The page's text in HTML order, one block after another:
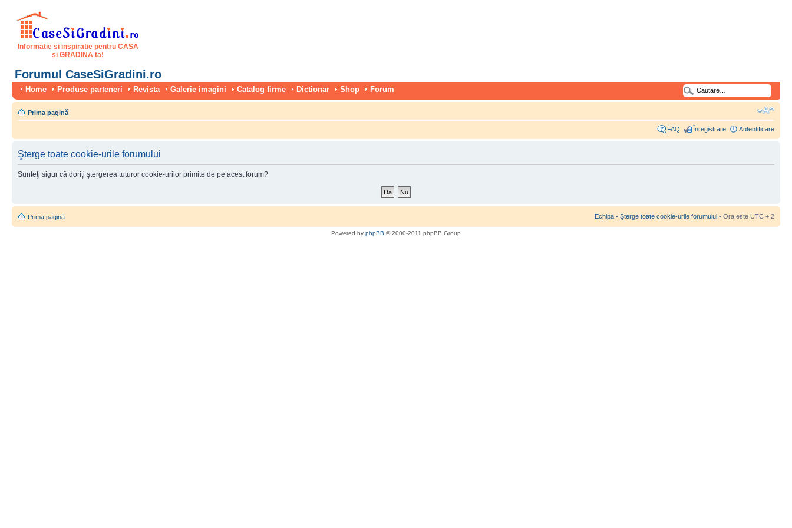
Informatie si inspiratie pentru CASA
si GRADINA ta!
Forumul CaseSiGradini.ro
Home Produse parteneri Revista Galerie imagini Catalog firme Dictionar Shop Forum
Prima pagină
FAQ Înregistrare Autentificare
Şterge toate cookie-urile forumului
Sunteţi sigur că doriţi ştergerea tuturor cookie-urilor primite de pe acest forum?
Prima pagină Echipa • Şterge toate cookie-urile forumului • Ora este UTC + 2
Powered by phpBB © 2000-2011 phpBB Group